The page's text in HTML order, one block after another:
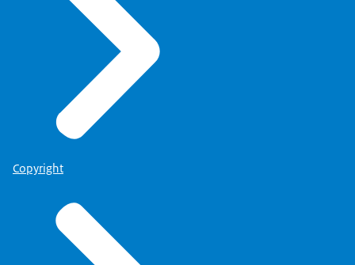
Copyright